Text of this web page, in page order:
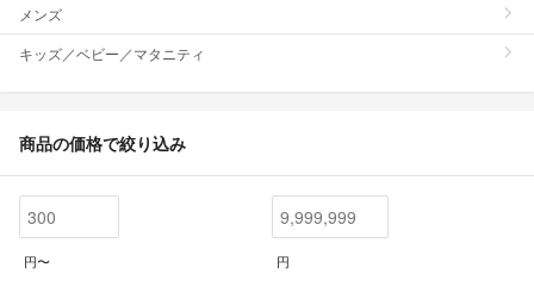
メンズ
キッズ／ベビー／マタニティ
商品の価格で絞り込み
円〜 円